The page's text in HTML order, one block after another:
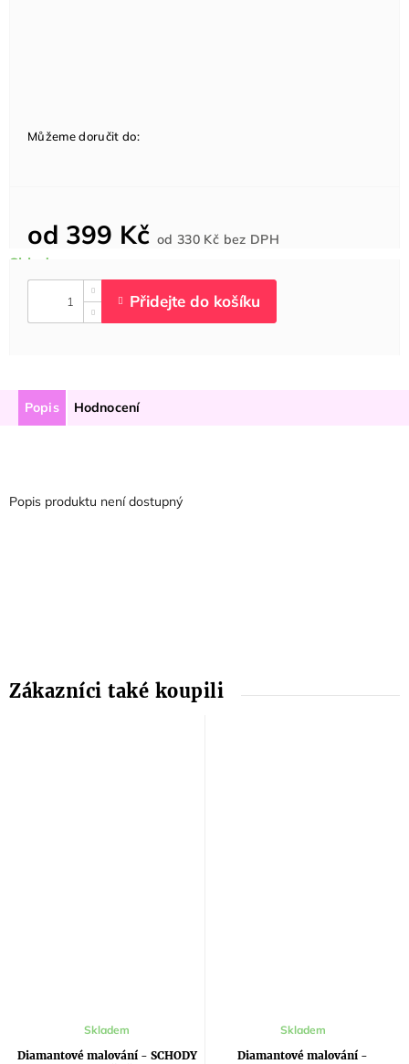
od 399 Kč od330 Kč bez DPHcena:
Můžeme doručit do:
Popis Hodnocení
Popis produktu není dostupný
Diamantové malování - SCHODY
Skladem
Diamantové malování -
Skladem